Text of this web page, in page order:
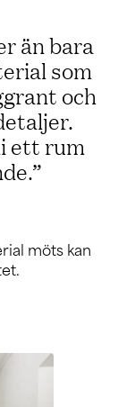
än bara
som
och
ett rum
möts kan